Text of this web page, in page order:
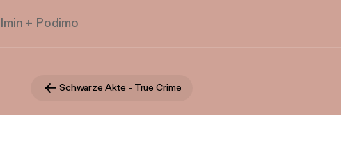
+ Podimo
Schwarze Akte - True Crime